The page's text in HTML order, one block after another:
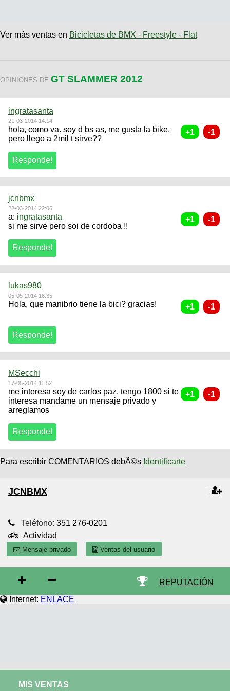
Ver más ventas en Bicicletas de BMX - Freestyle - Flat
OPINIONES DE GT SLAMMER 2012
ingratasanta
21-03-2014 14:14
hola, como va. soy d bs as, me gusta la bike,
pero llego a 2mil t sirve??
jcnbmx
22-03-2014 22:06
a: ingratasanta
si me sirve pero soi de cordoba !!
lukas980
05-05-2014 16:35
Hola, que manibrio tiene la bici? gracias!
MSecchi
17-05-2014 11:52
me interesa soy de carlos paz. tengo 1800 si te
interesa mandame un mensaje privado y
arreglamos
Para escribir COMENTARIOS debÃ©s Identificarte
JCNBMX
Teléfono: 351 276-0201
Actividad
Mensaje privado Ventas del usuario
REPUTACIÓN
Internet: ENLACE
MIS VENTAS